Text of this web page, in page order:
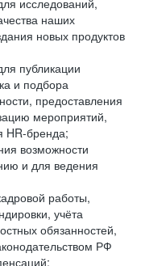
исследований,
наших
новых продуктов
публикации
и подбора
предоставления
мероприятий,
HR-бренда;
возможности
и для ведения
работы,
учёта
обязанностей,
РФ